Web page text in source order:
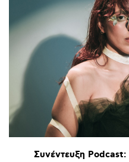
Συνέντευξη Podcast: